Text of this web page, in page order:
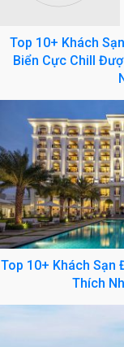
Top 10+ Khách
Biển Cực Chill
Top 10+ Khách Sạn
Thích